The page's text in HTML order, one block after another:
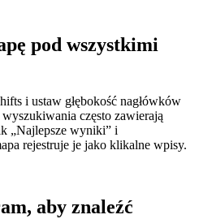
pod wszystkimi
i ustaw głębokość nagłówków
często zawierają
„Najlepsze wyniki” i
rejestruje je jako klikalne wpisy.
aby znaleźć